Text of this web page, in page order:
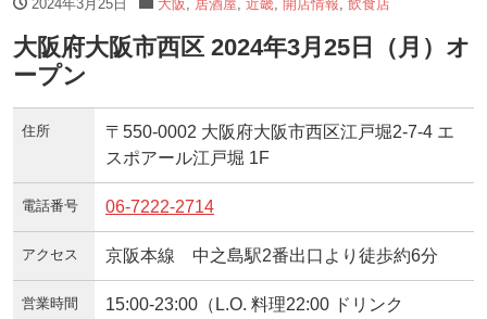
2024年3月25日 大阪 居酒屋 近畿, 開店情報 飲食店
大阪府大阪市西区 2024年3月25日（月）オ
ープン
住所
〒550-0002 大阪府大阪市西区江戸堀2-7-4 エ
スポアール江戸堀 1F
電話番号 06-7222-2714
アクセス 京阪本線 中之島駅2番出口より徒歩約6分
営業時間
15:00-23:00（L.O. 料理22:00 ドリンク